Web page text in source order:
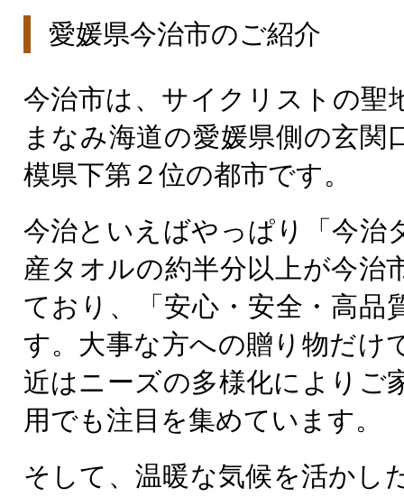
愛媛県今治市のご紹介
今治市は、サイクリストの聖
まなみ海道の愛媛県側の玄関
模県下第２位の都市です。
今治といえばやっぱり「今治
産タオルの約半分以上が今治
ており、「安心・安全・高品
す。大事な方への贈り物だけ
近はニーズの多様化によりご
用でも注目を集めています。
そして、温暖な気候を活かし